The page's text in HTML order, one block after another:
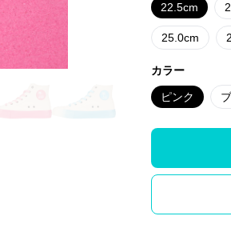
22.5cm
25.0cm
カラー
ピンク